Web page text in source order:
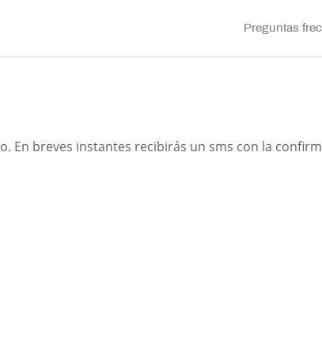
Preguntas
En breves instantes recibirás un sms con la